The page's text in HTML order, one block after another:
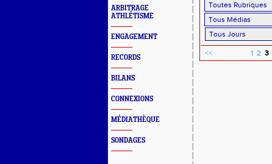
ARBITRAGE
ATHLÉTISME
ENGAGEMENT
RECORDS
BILANS
CONNEXIONS
MÉDIATHÈQUE
SONDAGES
<< 1 2 3